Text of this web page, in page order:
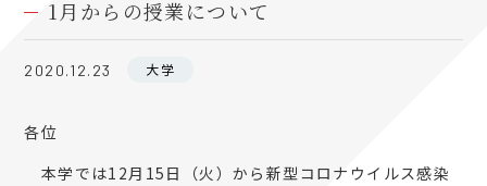
1月からの授業について
大学
2020.12.23
各位
本学では12月15日（火）から新型コロナウイルス感染